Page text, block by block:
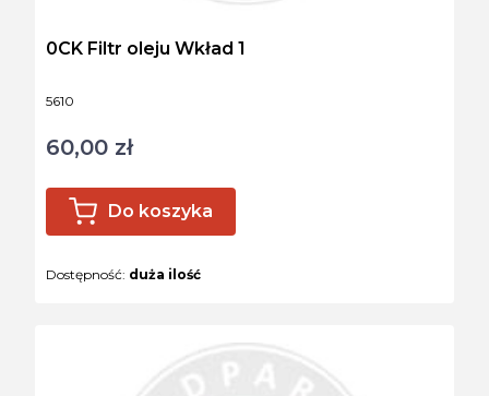
Kod produktu
5610
0CK Filtr oleju Wkład 1
Cena
60,00 zł
Do koszyka
Dostępność: duża ilość